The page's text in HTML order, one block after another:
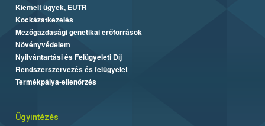
Kiemelt ügyek, EUTR
Kockázatkezelés
Mezőgazdasági genetikai erőforrások
Növényvédelem
Nyilvántartási és Felügyeleti Díj
Rendszerszervezés és felügyelet
Termékpálya-ellenőrzés
Ügyintézés